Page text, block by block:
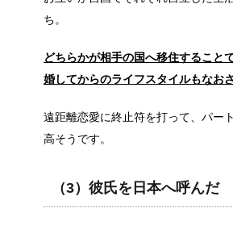
会社の規模より一
ち。
どちらかが相手の国へ移住すること
婚してからのライフスタイルもなお
遠距離恋愛に終止符を打って、パー
高そうです。
（3）彼氏を日本へ呼んだ